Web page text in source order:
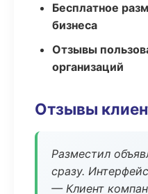
Бесплатное
бизнеса
Отзывы
организаций
Отзывы
Разместил
сразу.
— Клиент